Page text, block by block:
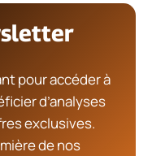
pour accéder à
d’analyses
exclusives.
de nos